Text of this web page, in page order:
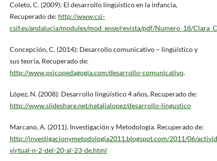
Coleto, C. (2009): El desarrollo lingüístico en la infancia,
Recuperado de: http://www.csi-
csif.es/andalucia/modules/mod_ense/revista/pdf/Numero_18/
Concepción, C. (2014): Desarrollo comunicativo – lingüístico y
sus teoría, Recuperado de:
http://www.psicopedagogia.com/desarrollo-comunicativo.
López, N. (2008): Desarrollo lingüístico 4 años, Recuperado de:
http://www.slideshare.net/natalialopez/desarrollo-lingustico
Marcano, A. (2011). Investigación y Metodología. Recuperado de:
http://investigacionymetodologia2011.blogspot.com/2011/06/
virtual-n-2-del-20-al-23-de.html